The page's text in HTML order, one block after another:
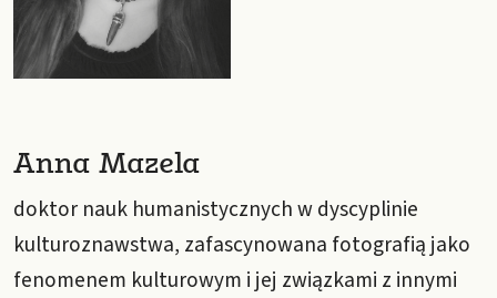
Anna Mazela
doktor nauk humanistycznych w dyscyplinie
kulturoznawstwa, zafascynowana fotografią jako
fenomenem kulturowym i jej związkami z innymi